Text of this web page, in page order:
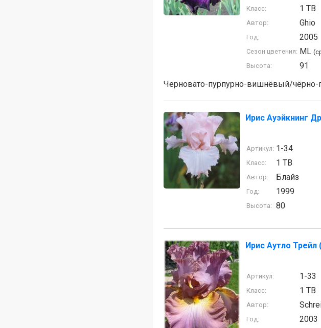
Класс: 1 TB
Автор: Ghio
Год: 2005
Сезон цветения: ML
Высота:
91
Черновато-пурпурно-вишнёвый/чёрно-
Ирис Ауэйкнинг
Артикул: 1-34
Класс: 1 TB
Автор: Блайз
Год: 1999
Высота: 80
Ирис Аутло Трейл
Артикул: 1-33
Класс: 1 TB
Автор:
Год: 2003